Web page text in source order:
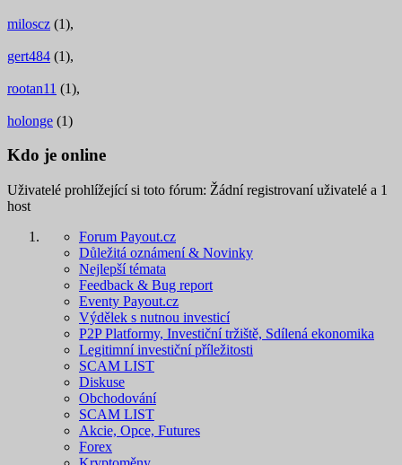
miloscz (1),
gert484 (1),
rootan11 (1),
holonge (1)
Kdo je online
Uživatelé prohlížející si toto fórum: Žádní registrovaní uživatelé a 1
host
Forum Payout.cz
Důležitá oznámení & Novinky
Nejlepší témata
Feedback & Bug report
Eventy Payout.cz
Výdělek s nutnou investicí
P2P Platformy, Investiční tržiště, Sdílená ekonomika
Legitimní investiční příležitosti
SCAM LIST
Diskuse
Obchodování
SCAM LIST
Akcie, Opce, Futures
Forex